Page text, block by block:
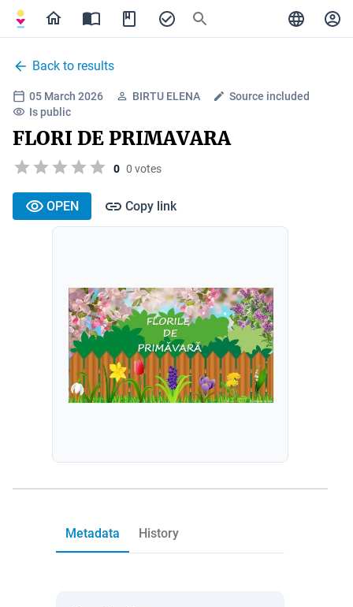
Back to results
05 March 2026 BIRTU ELENA
Source included
Is public
FLORI DE PRIMAVARA
0 0 votes
OPEN Copy link
Metadata History